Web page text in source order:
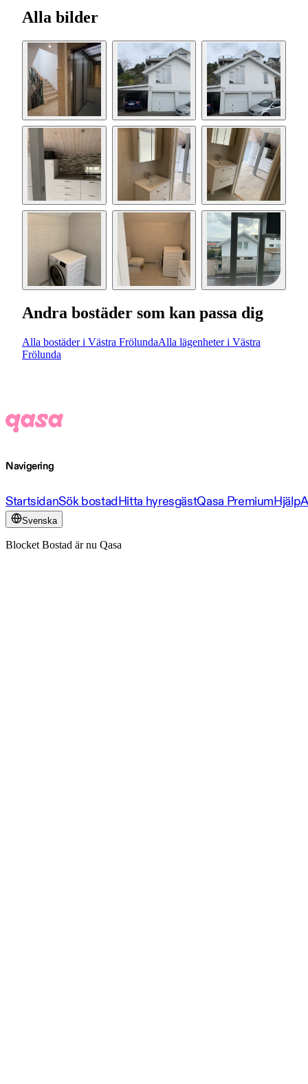
Alla bilder
Andra bostäder som kan passa dig
Alla bostäder i Västra FrölundaAlla lägenheter i Västra
Frölunda
Navigering
StartsidanSök bostadHitta hyresgästQasa PremiumHjälp
Svenska
Blocket Bostad är nu Qasa